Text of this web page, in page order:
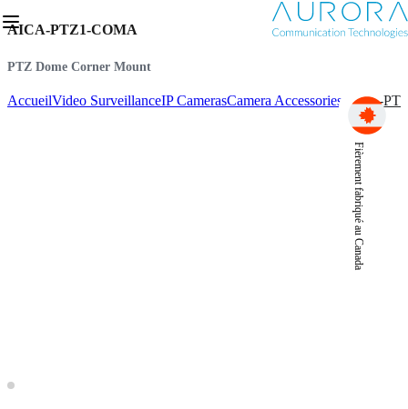
Fièrement fabriqué au Canada
AICA-PTZ1-COMA
PTZ Dome Corner Mount
AccueilVideo SurveillanceIP CamerasCamera Accessories AICA-